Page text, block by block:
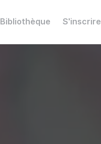
Bibliothèque S'inscrire